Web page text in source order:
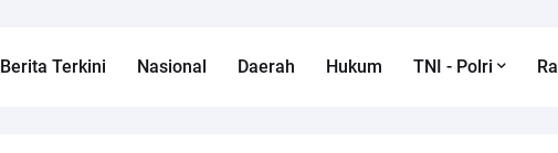
Berita Terkini Nasional Daerah Hukum TNI - Polri